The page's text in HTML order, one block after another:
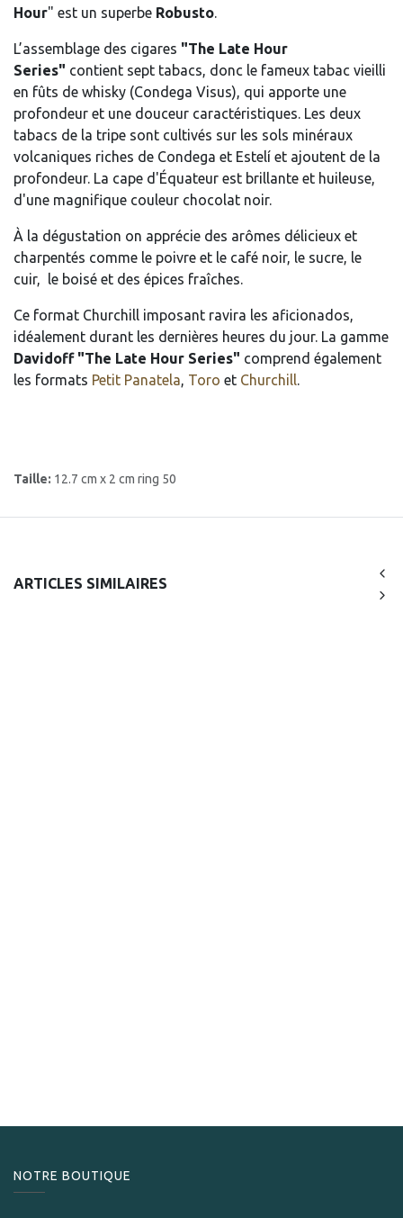
Hour" est un superbe Robusto.
L’assemblage des cigares "The Late Hour
Series" contient sept tabacs, donc le fameux tabac vieilli
en fûts de whisky (Condega Visus), qui apporte une
profondeur et une douceur caractéristiques. Les deux
tabacs de la tripe sont cultivés sur les sols minéraux
volcaniques riches de Condega et Estelí et ajoutent de la
profondeur. La cape d'Équateur est brillante et huileuse,
d'une magnifique couleur chocolat noir.
À la dégustation on apprécie des arômes délicieux et
charpentés comme le poivre et le café noir, le sucre, le
cuir, le boisé et des épices fraîches.
Ce format Churchill imposant ravira les aficionados,
idéalement durant les dernières heures du jour. La gamme
Davidoff "The Late Hour Series" comprend également
les formats Petit Panatela, Toro et Churchill.
Taille: 12.7 cm x 2 cm ring 50
ARTICLES SIMILAIRES
NOTRE BOUTIQUE